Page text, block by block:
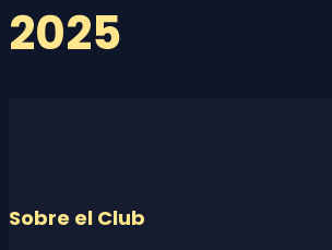
2025
Sobre el Club